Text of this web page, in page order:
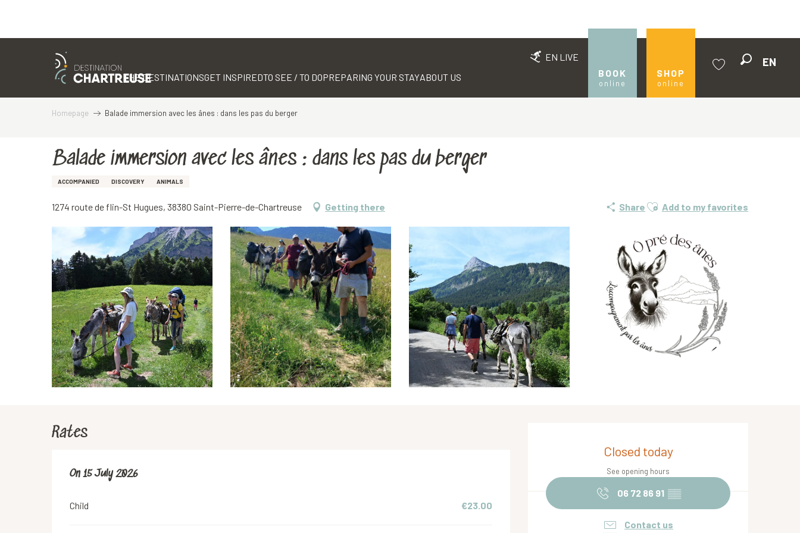
EN LIVE
BOOK
online
SHOP
online
EN
THE DESTINATIONSGET INSPIREDTO SEE / TO DOPREPARING YOUR STAYABOUT US
Homepage Balade immersion avec les ânes : dans les pas du berger
Balade immersion avec les ânes : dans les pas du berger
ACCOMPANIED DISCOVERY ANIMALS
1274 route de flin-St Hugues, 38380 Saint-Pierre-de-Chartreuse Getting there Share Ajouter aux favoris
Add to my favorites
Opening hours & contact
Closed today
See opening hours
06 72 86 91 ▒▒
Contact us
Rates
On15 July 2026
On15 July 2026
Child €23.00